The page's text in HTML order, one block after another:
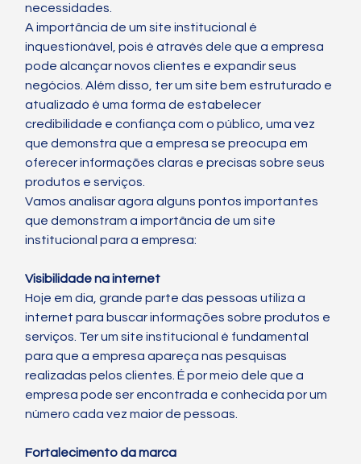
necessidades.
A importância de um site institucional é
inquestionável, pois é através dele que a empresa
pode alcançar novos clientes e expandir seus
negócios. Além disso, ter um site bem estruturado e
atualizado é uma forma de estabelecer
credibilidade e confiança com o público, uma vez
que demonstra que a empresa se preocupa em
oferecer informações claras e precisas sobre seus
produtos e serviços.
Vamos analisar agora alguns pontos importantes
que demonstram a importância de um site
institucional para a empresa:
Visibilidade na internet
Hoje em dia, grande parte das pessoas utiliza a
internet para buscar informações sobre produtos e
serviços. Ter um site institucional é fundamental
para que a empresa apareça nas pesquisas
realizadas pelos clientes. É por meio dele que a
empresa pode ser encontrada e conhecida por um
número cada vez maior de pessoas.
Fortalecimento da marca